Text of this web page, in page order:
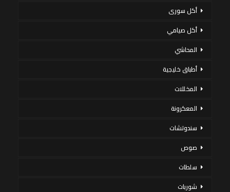
أكل سورى
أكل صيامي
المحاشي
أطباق خليجية
المخللات
المعكرونة
سندوتشات
صوص
سلطات
شوربات